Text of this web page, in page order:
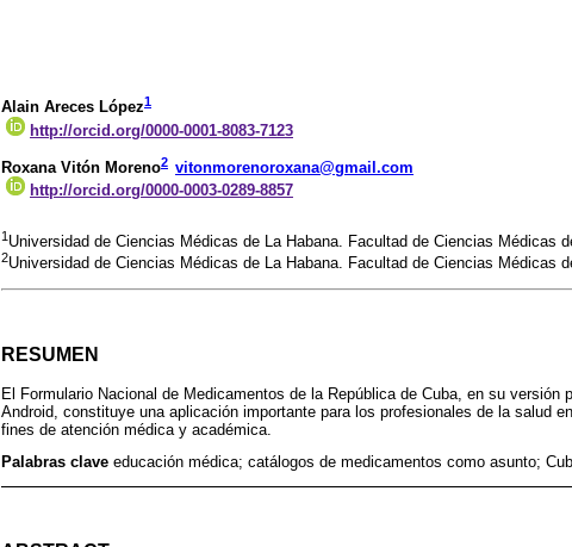
Alain Areces López1
http://orcid.org/0000-0001-8083-7123
Roxana Vitón Moreno2 vitonmorenoroxana@gmail.com
http://orcid.org/0000-0003-0289-8857
1 Universidad de Ciencias Médicas de La Habana. Facultad de Ciencias Médicas
2Universidad de Ciencias Médicas de La Habana. Facultad de Ciencias Médicas
RESUMEN
El Formulario Nacional de Medicamentos de la República de Cuba, en su
Android, constituye una aplicación importante para los profesionales de la salud
fines de atención médica y académica.
Palabras clave educación médica; catálogos de medicamentos como asunto;